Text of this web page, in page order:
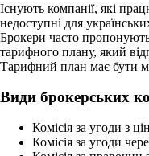
Існують компанії, які
недоступні для
Брокери часто
тарифного плану, який
Тарифний план має бути
Види брокерських
Комісія за угоди з
Комісія за угоди